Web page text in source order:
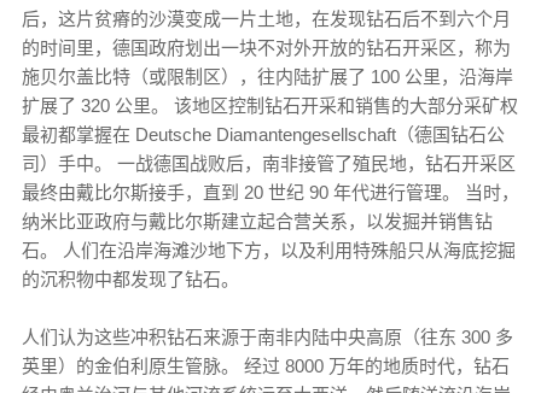
后，这片贫瘠的沙漠变成一片土地，在发现钻石后不到六个月
的时间里，德国政府划出一块不对外开放的钻石开采区，称为
施贝尔盖比特（或限制区），往内陆扩展了 100 公里，沿海岸
扩展了 320 公里。 该地区控制钻石开采和销售的大部分采矿权
最初都掌握在 Deutsche Diamantengesellschaft（德国钻石公
司）手中。 一战德国战败后，南非接管了殖民地，钻石开采区
最终由戴比尔斯接手，直到 20 世纪 90 年代进行管理。 当时，
纳米比亚政府与戴比尔斯建立起合营关系，以发掘并销售钻
石。 人们在沿岸海滩沙地下方，以及利用特殊船只从海底挖掘
的沉积物中都发现了钻石。
人们认为这些冲积钻石来源于南非内陆中央高原（往东 300 多
英里）的金伯利原生管脉。 经过 8000 万年的地质时代，钻石